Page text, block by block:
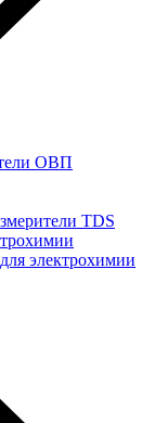
ОВП
TDS
электрохимии